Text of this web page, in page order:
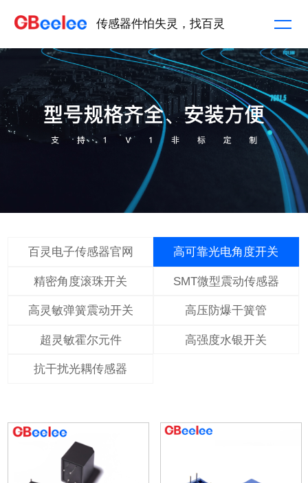
传感器件怕失灵，找百灵
百灵电子传感器官网 高可靠光电角度开关
精密角度滚珠开关 SMT微型震动传感器
高灵敏弹簧震动开关 高压防爆干簧管
超灵敏霍尔元件 高强度水银开关
抗干扰光耦传感器